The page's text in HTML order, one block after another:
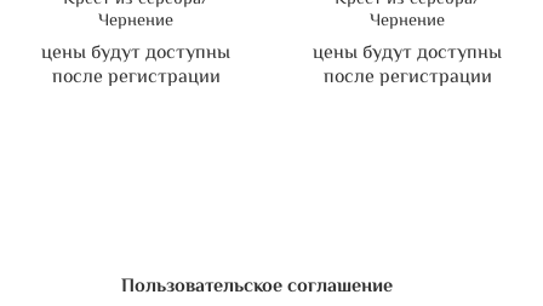
Чернение
цены будут доступны
после регистрации
Чернение
цены будут доступны
после регистрации
Пользовательское соглашение